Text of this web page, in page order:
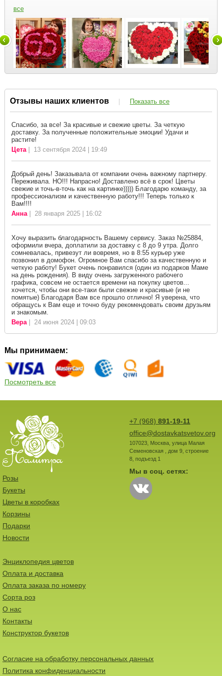
все
Отзывы наших клиентов | Показать все
Спасибо, за все! За красивые и свежие цветы. За четкую
доставку. За полученные положительные эмоции! Удачи и
растите!
Цета| 13 сентября 2024 | 19:49
Добрый день! Заказывала от компании очень важному партнеру.
Переживала. НО!!! Напрасно! Доставлено всё в срок! Цветы
свежие и точь-в-точь как на картинке))))) Благодарю команду, за
профессионализм и качественную работу!!! Теперь только к
Вам!!!!
Анна| 28 января 2025 | 16:02
Хочу выразить благодарность Вашему сервису. Заказ №25884,
оформили вчера, доплатили за доставку с 8 до 9 утра. Долго
сомневалась, привезут ли вовремя, но в 8:55 курьер уже
позвонил в домофон. Огромное Вам спасибо за качественную и
четкую работу! Букет очень понравился (один из подарков Маме
на день рождения). В виду очень загруженного рабочего
графика, совсем не остается времени на покупку цветов...
хочется, чтобы они все-таки были свежие и красивые (и не
помятые) Благодаря Вам все прошло отлично! Я уверена, что
обращусь к Вам еще и точно буду рекомендовать своим друзьям
и знакомым.
Вера| 24 июня 2024 | 09:03
Мы принимаем:
Посмотреть все
+7 (968) 891-19-11
office@dostavkatsvetov.org
107023, Москва, улица Малая
Семеновская , дом 9, строение
8, подъезд 1
Мы в соц. сетях:
Розы
Букеты
Цветы в коробках
Корзины
Подарки
Новости
Энциклопедия цветов
Оплата и доставка
Оплата заказа по номеру
Сорта роз
О нас
Контакты
Конструктор букетов
Согласие на обработку персональных данных
Политика конфиденциальности